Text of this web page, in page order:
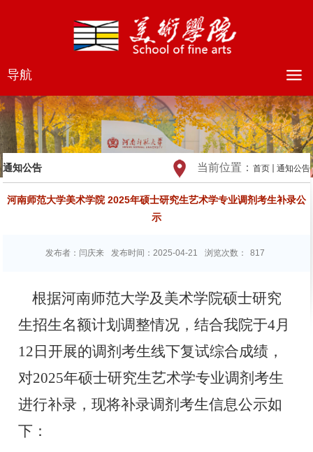
导航
通知公告 当前位置： 首页 通知公告
河南师范大学美术学院 2025年硕士研究生艺术学专业调剂考生补录公
示
发布者：闫庆来 发布时间：2025-04-21 浏览次数： 817
根据河南师范大学及美术学院硕士研究
生招生名额计划调整情况 ，结合我院于4月
12 日开展的调剂考生线下复试综合成绩 ，
对2025年硕士研究生艺术学专业调剂考生
进行补录，现将补录调剂考生信息公示如
下：